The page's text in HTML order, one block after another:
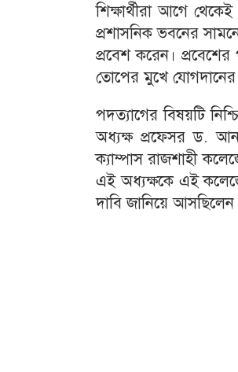
শিক্ষার্থীরা আগে
প্রশাসনিক ভবনের
প্রবেশ করেন।
তোপের মুখে
পদত্যাগের বিষয়টি
অধ্যক্ষ প্রফেসর ড.
ক্যাম্পাস রাজশাহী
এই অধ্যক্ষকে এই
দাবি জানিয়ে আসছিলেন